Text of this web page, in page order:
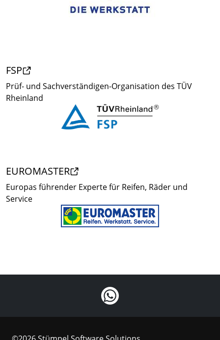
FSP
Prüf- und Sachverständigen-Organisation des TÜV
Rheinland
EUROMASTER
Europas führender Experte für Reifen, Räder und
Service